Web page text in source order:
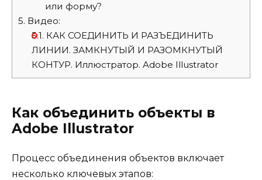
или форму?
5. Видео:
5.1. КАК СОЕДИНИТЬ И РАЗЪЕДИНИТЬ
ЛИНИИ. ЗАМКНУТЫЙ И РАЗОМКНУТЫЙ
КОНТУР. Иллюстратор. Adobe Illustrator
Как объединить объекты в
Adobe Illustrator
Процесс объединения объектов включает
несколько ключевых этапов: